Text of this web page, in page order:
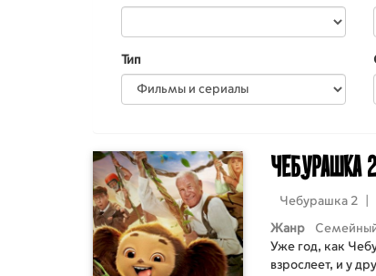
Тип
Чебурашка
Чебурашка 2
Жанр
Уже год, как
взрослеет, и у